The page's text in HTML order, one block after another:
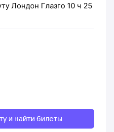
Лондон Глазго 10 ч 25
и найти билеты